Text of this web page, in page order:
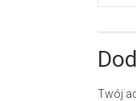
Twój